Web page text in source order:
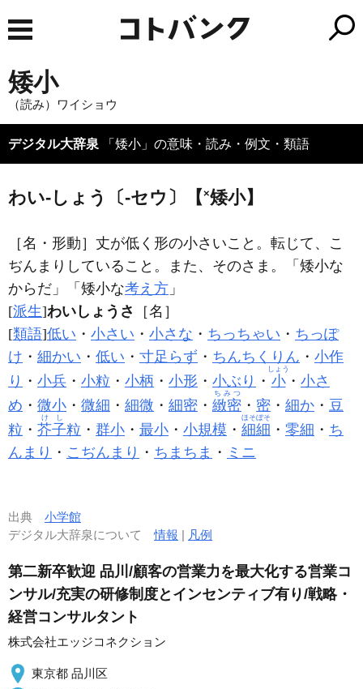
矮小
（読み）ワイショウ
デジタル大辞泉 「矮小」の意味・読み・例文・類語
わい‐しょう〔‐セウ〕【 ×矮小】
［名・形動］ 丈が低く形の小さいこと。転じて、こ
ぢんまりしていること。また、そのさま。「 矮小な
からだ」「 矮小な考え方 」
[派生]わいしょうさ
［名］
[類語]低い ・ 小さい ・ 小さな ・ ちっちゃい ・ ちっぽ
け ・ 細かい ・ 低い ・ 寸足らず ・ ちんちくりん ・ 小作
り ・ 小兵 ・ 小粒 ・ 小柄 ・ 小形 ・ 小ぶり ・ 小
しょう
・ 小さ
め ・ 微小 ・ 微細 ・ 細微 ・ 細密 ・ 緻密
ちみつ
・ 密 ・ 細か ・ 豆
粒 ・ 芥子
けし
粒 ・ 群小 ・ 最小 ・ 小規模 ・ 細細
ほそぼそ
・ 零細 ・ ち
んまり ・ こぢんまり ・ ちまちま ・ ミニ
出典 小学館
デジタル大辞泉について情報 | 凡例
第二新卒歓迎 品川/顧客の営業力を最大化する営業コ
ンサル/充実の研修制度とインセンティブ有り/戦略・
経営コンサルタント
株式会社エッジコネクション
東京都 品川区